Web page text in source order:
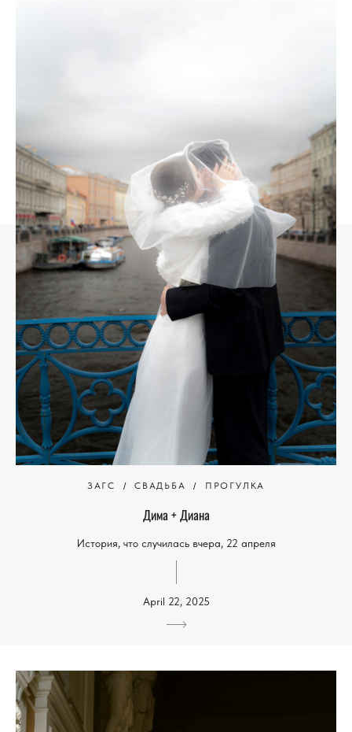
ЗАГС СВАДЬБА ПРОГУЛКА
Дима + Диана
История, что случилась вчера, 22 апреля
April 22, 2025